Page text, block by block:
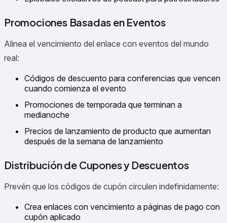
Promociones Basadas en Eventos
Alinea el vencimiento del enlace con eventos del mundo
real:
Códigos de descuento para conferencias que vencen
cuando comienza el evento
Promociones de temporada que terminan a
medianoche
Precios de lanzamiento de producto que aumentan
después de la semana de lanzamiento
Distribución de Cupones y Descuentos
Prevén que los códigos de cupón circulen indefinidamente:
Crea enlaces con vencimiento a páginas de pago con
cupón aplicado